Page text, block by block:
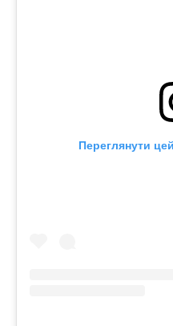
Переглянути